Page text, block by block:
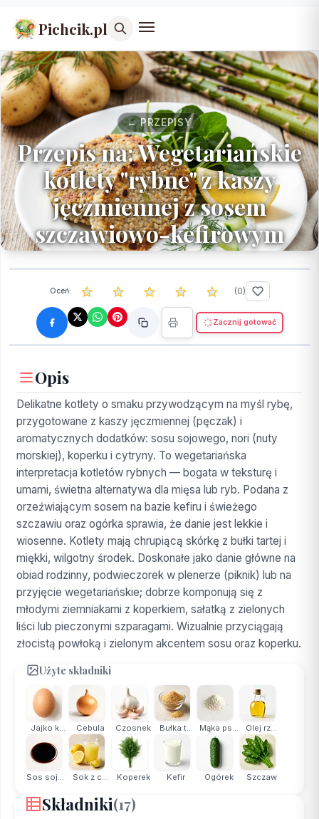
Pichcik.pl
← PRZEPISY
Przepis na: Wegetariańskie
kotlety "rybne" z kaszy
jęczmiennej z sosem
szczawiowo-kefirowym
Oceń: (0)
Zacznij gotować
Opis
Delikatne kotlety o smaku przywodzącym na myśl rybę,
przygotowane z kaszy jęczmiennej (pęczak) i
aromatycznych dodatków: sosu sojowego, nori (nuty
morskiej), koperku i cytryny. To wegetariańska
interpretacja kotletów rybnych — bogata w teksturę i
umami, świetna alternatywa dla mięsa lub ryb. Podana z
orzeźwiającym sosem na bazie kefiru i świeżego
szczawiu oraz ogórka sprawia, że danie jest lekkie i
wiosenne. Kotlety mają chrupiącą skórkę z bułki tartej i
miękki, wilgotny środek. Doskonałe jako danie główne na
obiad rodzinny, podwieczorek w plenerze (piknik) lub na
przyjęcie wegetariańskie; dobrze komponują się z
młodymi ziemniakami z koperkiem, sałatką z zielonych
liści lub pieczonymi szparagami. Wizualnie przyciągają
złocistą powłoką i zielonym akcentem sosu oraz koperku.
Użyte składniki
Jajko k... Cebula Czosnek Bułka t... Mąka ps... Olej rz...
Sos sojowy Sok z c... Koperek Kefir Ogórek Szczaw
Składniki(17)